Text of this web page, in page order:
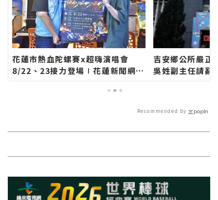
花蓮市熱血陀螺賽x超嗨演唱會
8/22、23接力登場∣花蓮新聞網官
方網站各類新聞－最快速的今日新
聞報導 最新的在地資訊！
吉安鄉公所嚴
吳姓副主任請
官方網站各類新
Recommended by